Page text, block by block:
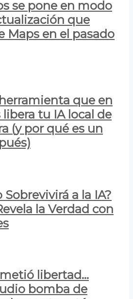
se pone en modo
que
Maps en el pasado
que en
tu IA local de
(y por qué es un
Sobrevivirá a la IA?
la Verdad con
libertad…
bomba de